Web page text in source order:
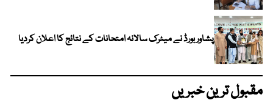
پشاور بورڈ نے میٹرک سالانہ امتحانات کے نتائج کا اعلان کردیا
مقبول ترین خبریں